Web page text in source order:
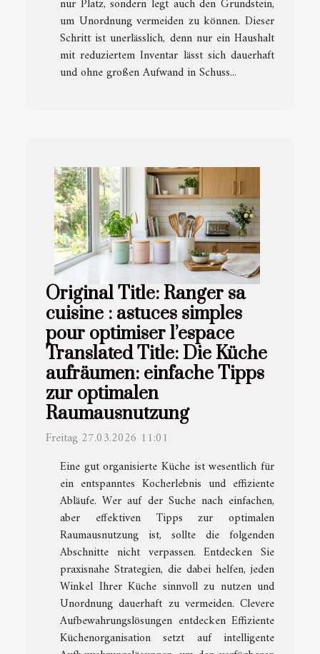
nur Platz, sondern legt auch den Grundstein,
um Unordnung vermeiden zu können. Dieser
Schritt ist unerlässlich, denn nur ein Haushalt
mit reduziertem Inventar lässt sich dauerhaft
und ohne großen Aufwand in Schuss...
Original Title: Ranger sa
cuisine : astuces simples
pour optimiser l’espace
Translated Title: Die Küche
aufräumen: einfache Tipps
zur optimalen
Raumausnutzung
Freitag 27.03.2026 11:01
Eine gut organisierte Küche ist wesentlich für
ein entspanntes Kocherlebnis und effiziente
Abläufe. Wer auf der Suche nach einfachen,
aber effektiven Tipps zur optimalen
Raumausnutzung ist, sollte die folgenden
Abschnitte nicht verpassen. Entdecken Sie
praxisnahe Strategien, die dabei helfen, jeden
Winkel Ihrer Küche sinnvoll zu nutzen und
Unordnung dauerhaft zu vermeiden. Clevere
Aufbewahrungslösungen entdecken Effiziente
Küchenorganisation setzt auf intelligente